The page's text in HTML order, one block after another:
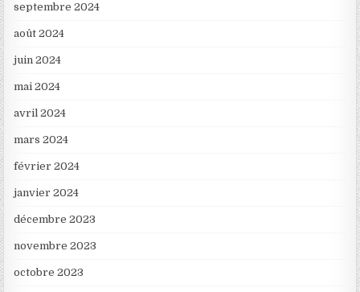
septembre 2024
août 2024
juin 2024
mai 2024
avril 2024
mars 2024
février 2024
janvier 2024
décembre 2023
novembre 2023
octobre 2023